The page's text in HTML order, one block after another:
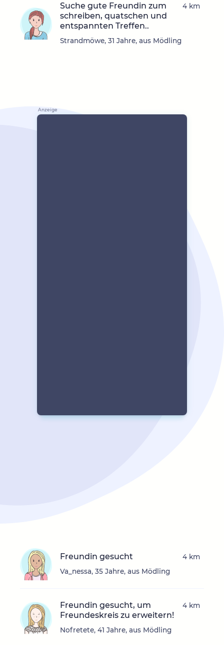
Suche gute Freundin zum
schreiben, quatschen und
entspannten Treffen..
Strandmöwe, 31 Jahre, aus Mödling
4 km
Freundin gesucht
Va_nessa, 35 Jahre, aus Mödling
4 km
Freundin gesucht, um
Freundeskreis zu erweitern!
Nofretete, 41 Jahre, aus Mödling
4 km